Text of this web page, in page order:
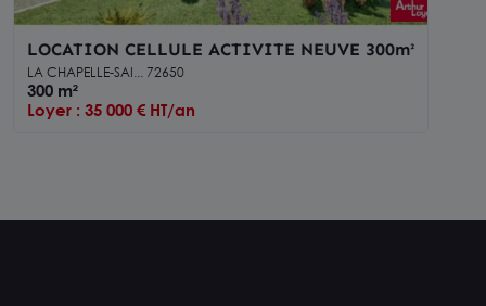
LOCATION CELLULE ACTIVITE NEUVE 300m²
LA CHAPELLE-SAI... 72650
300 m²
Loyer : 35 000 € HT/an